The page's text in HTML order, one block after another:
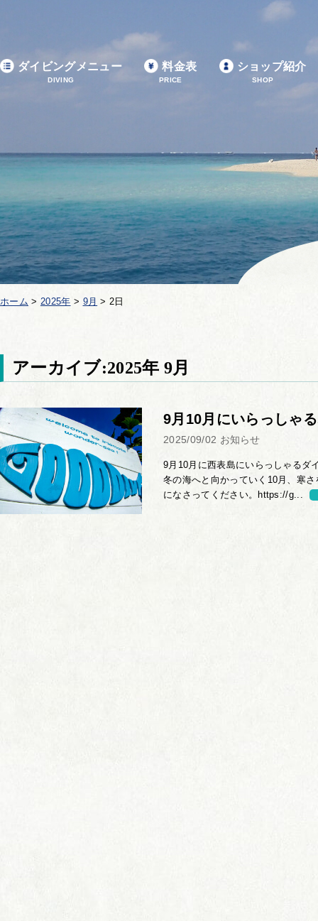
ダイビングメニュー
DIVING
料金表
PRICE
ショップ紹介
SHOP
ホーム > 2025年 > 9月 >2日
アーカイブ:2025年 9月
9月10月にいらっしゃ
2025/09/02 お知らせ
9月10月に西表島にいらっしゃるダ
冬の海へと向かっていく10月、寒
になさってください。https://g...